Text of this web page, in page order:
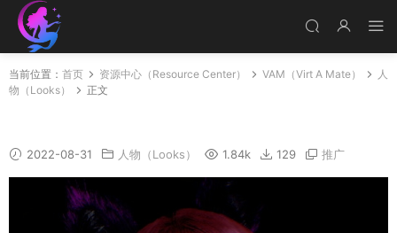
当前位置： 首页 资源中心（Resource Center） VAM（Virt A Mate）
人
物（Looks）
正文
2022-08-31 人物（Looks） 1.84k 129 推广